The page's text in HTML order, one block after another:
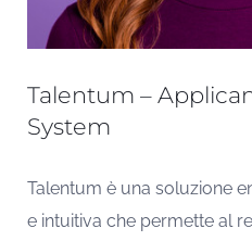
Talentum –
System
Talentum è una soluzione
e intuitiva che permette al